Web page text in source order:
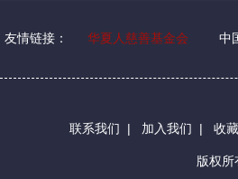
友情链接： 华夏人慈善基金会 中
联系我们 | 加入我们 | 收
版权